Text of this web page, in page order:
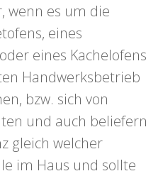
wenn es um die
eines
eines Kachelofens
Handwerksbetrieb
bzw. sich von
und auch beliefern
gleich welcher
im Haus und sollte